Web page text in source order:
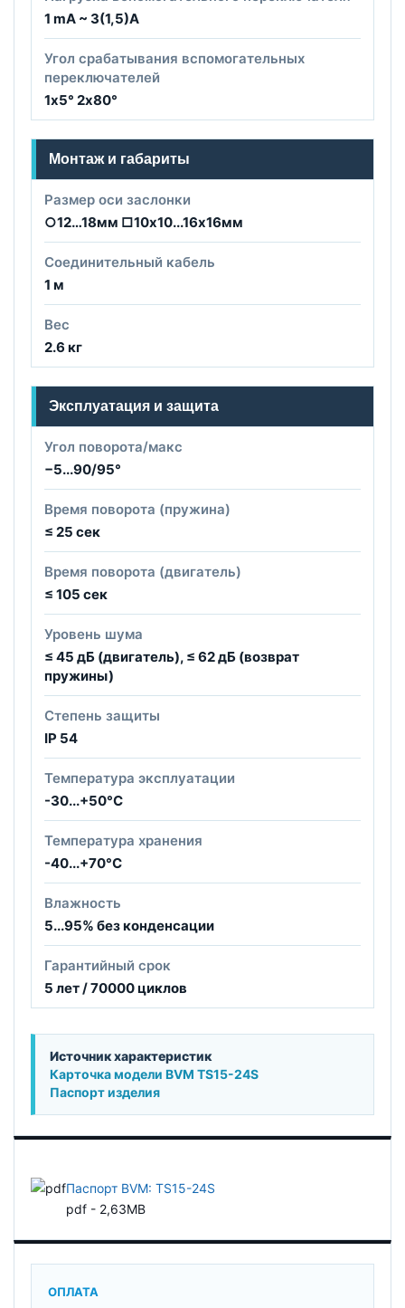
1 mA ~ 3(1,5)A
Угол срабатывания вспомогательных
переключателей
1х5° 2х80°
Монтаж и габариты
Размер оси заслонки
○12…18мм □10х10...16х16мм
Соединительный кабель
1 м
Вес
2.6 кг
Эксплуатация и защита
Угол поворота/макс
−5...90/95°
Время поворота (пружина)
≤ 25 сек
Время поворота (двигатель)
≤ 105 сек
Уровень шума
≤ 45 дБ (двигатель), ≤ 62 дБ (возврат
пружины)
Степень защиты
IP 54
Температура эксплуатации
-30...+50°С
Температура хранения
-40...+70°С
Влажность
5...95% без конденсации
Гарантийный срок
5 лет / 70000 циклов
Источник характеристик
Карточка модели BVM TS15-24S
Паспорт изделия
Паспорт BVM: TS15-24S
pdf - 2,63MB
ОПЛАТА